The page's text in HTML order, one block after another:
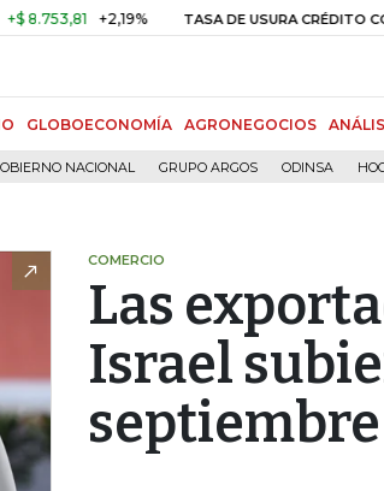
+2,19% TASA DE USURA CRÉDITO CONSUMO
GLOBOECONOMÍA AGRONEGOCIOS
NACIONAL GRUPO ARGOS ODINSA
COMERCIO
Las
Israel
septiembre